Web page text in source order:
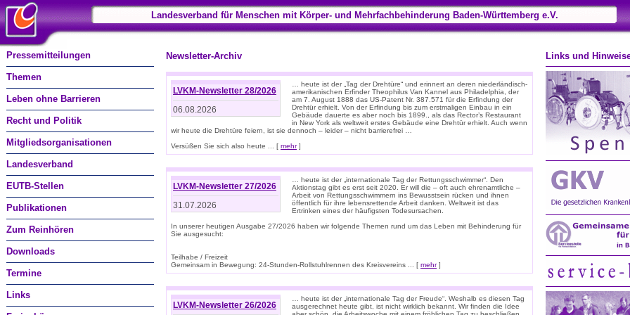
Landesverband für Menschen mit Körper- und Mehrfachbehinderung Baden-Württemberg e.V.
Pressemitteilungen
Themen
Leben ohne Barrieren
Recht und Politik
Mitgliedsorganisationen
Landesverband
EUTB-Stellen
Publikationen
Zum Reinhören
Downloads
Termine
Links
Newsletter-Archiv
LVKM-Newsletter 28/2026
06.08.2026
… heute ist der „Tag der Drehtüre“ und erinnert an deren niederländisch-
amerikanischen Erfinder Theophilus Van Kannel aus Philadelphia, der
am 7. August 1888 das US-Patent Nr. 387.571 für die Erfindung der
Drehtür erhielt. Von der Erfindung bis zum erstmaligen Einbau in ein
Gebäude dauerte es aber noch bis 1899., als das Rector’s Restaurant
in New York als weltweit erstes Gebäude eine Drehtür erhielt. Auch wenn
wir heute die Drehtüre feiern, ist sie dennoch – leider – nicht barrierefrei …
Versüßen Sie sich also heute ... [ mehr]
LVKM-Newsletter 27/2026
31.07.2026
… heute ist der „internationale Tag der Rettungsschwimmer“. Den
Aktionstag gibt es erst seit 2020. Er will die – oft auch ehrenamtliche –
Arbeit von Rettungsschwimmern ins Bewusstsein rücken und ihnen
öffentlich für ihre lebensrettende Arbeit danken. Weltweit ist das
Ertrinken eines der häufigsten Todesursachen.
In unserer heutigen Ausgabe 27/2026 haben wir folgende Themen rund um das Leben mit Behinderung für
Sie ausgesucht:
Teilhabe / Freizeit
Gemeinsam in Bewegung: 24-Stunden-Rollstuhlrennen des Kreisvereins ... [ mehr]
LVKM-Newsletter 26/2026
… heute ist der „internationale Tag der Freude“. Weshalb es diesen Tag
ausgerechnet heute gibt, ist nicht wirklich bekannt. Wir finden die Idee
Links und